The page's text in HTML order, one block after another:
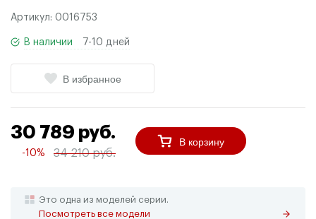
Артикул: 0016753
В наличии 7-10 дней
В избранное
30 789 руб.
-10% 34 210 руб.
В корзину
Это одна из моделей серии.
Посмотреть все модели